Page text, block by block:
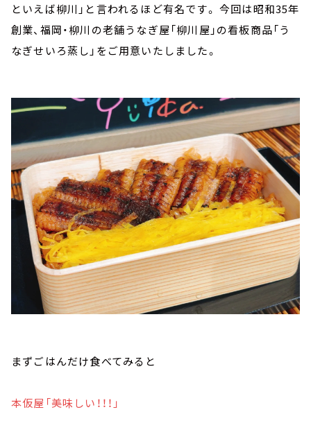
といえば柳川」と言われるほど有名です。 今回は昭和35年
創業、福岡・柳川の老舗うなぎ屋「柳川屋」の看板商品「う
なぎせいろ蒸し」をご用意いたしました。
まずごはんだけ食べてみると
本仮屋「美味しい！！！」